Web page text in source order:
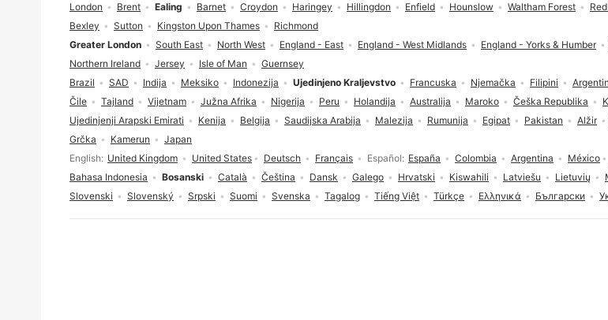
Izbor jezika
English United Kingdom United States Deutsch Français Español España Colombia Argentina México
Bahasa Indonesia
Bosanski Català Čeština Dansk Galego Hrvatski Kiswahili Latviešu Lietuvių
Slovenski
Slovenský Srpski Suomi Svenska Tagalog Tiếng Việt Türkçe Ελληνικά Български
Brazil SAD Indija Meksiko Indonezija Ujedinjeno Kraljevstvo Francuska Njemačka Filipini
Čile
Tajland Vijetnam Južna Afrika Nigerija Peru Holandija Australija Maroko Češka Republika
Ujedinjenji Arapski Emirati
Kenija Belgija Saudijska Arabija Malezija Rumunija Egipat Pakistan Alžir
Grčka
Kamerun Japan
Greater London South East North West England - East England - West Midlands England - Yorks & Humber
Northern Ireland
Jersey Isle of Man Guernsey
London Brent Ealing Barnet Croydon Haringey Hillingdon Enfield Hounslow Waltham Forest
Bexley
Sutton Kingston Upon Thames Richmond